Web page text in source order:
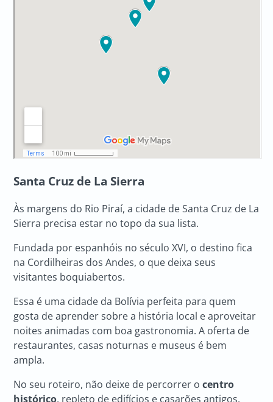
Santa Cruz de La Sierra
Às margens do Rio Piraí, a cidade de Santa Cruz de La
Sierra precisa estar no topo da sua lista.
Fundada por espanhóis no século XVI, o destino fica
na Cordilheiras dos Andes, o que deixa seus
visitantes boquiabertos.
Essa é uma cidade da Bolívia perfeita para quem
gosta de aprender sobre a história local e aproveitar
noites animadas com boa gastronomia. A oferta de
restaurantes, casas noturnas e museus é bem
ampla.
No seu roteiro, não deixe de percorrer ocentro
histórico, repleto de edifícios e casarões antigos.